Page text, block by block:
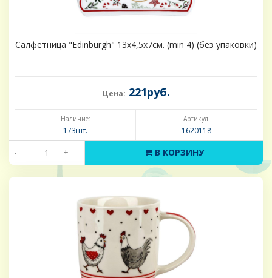
Салфетница "Edinburgh" 13х4,5х7см. (min 4) (без упаковки)
Цена: 221руб.
Наличие:
173шт.
Артикул:
1620118
- + В КОРЗИНУ